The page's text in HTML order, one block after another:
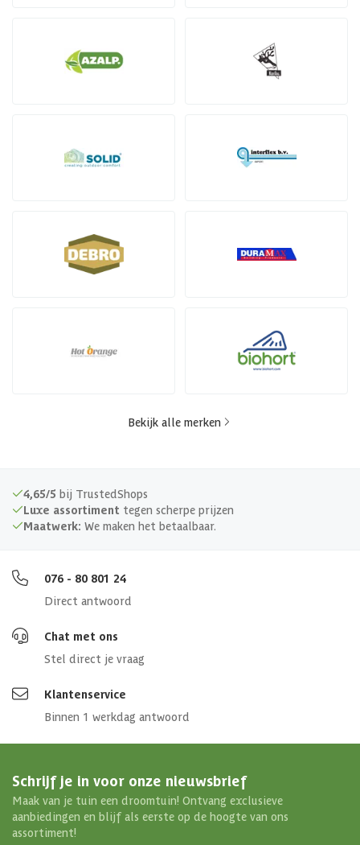
Bekijk alle merken
4,65/5 bij TrustedShops
Luxe assortiment tegen scherpe prijzen
Maatwerk: We maken het betaalbaar.
076 - 80 801 24
Direct antwoord
Chat met ons
Stel direct je vraag
Klantenservice
Binnen 1 werkdag antwoord
Schrijf je in voor onze nieuwsbrief
Maak van je tuin een droomtuin! Ontvang exclusieve
aanbiedingen en blijf als eerste op de hoogte van ons
assortiment!